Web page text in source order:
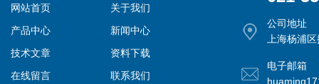
网站首页
关于我们
产品中心
新闻中心
技术文章
资料下载
在线留言
联系我们
公司地址
上海杨浦
电子邮箱